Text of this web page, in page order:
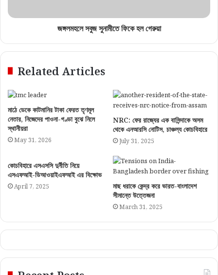
জঙ্গলমহলে সবুজ সুনামীতে ফিকে হল গেরুয়া
Related Articles
মাঠে ডেকে কাটমানির টাকা ফেরত তৃণমূল
নেতার, নিজেদের পাওনা-গণ্ডা বুঝে নিলে
স্থানীয়রা
May 31, 2026
NRC: ফের রাজ্যের এক বাসিন্দাকে অসম
থেকে এনআরসি নোটিস, চাঞ্চল্য কোচবিহারে
July 31, 2025
কোচবিহারে এসএসসি দুর্নীতি নিয়ে
এসএফআই-ডিআওয়াইএফআই এর বিক্ষোভ
April 7, 2025
মাছ ধরাকে কেন্দ্র করে ভারত-বাংলাদেশ
সীমান্তে উত্তেজনা
March 31, 2025